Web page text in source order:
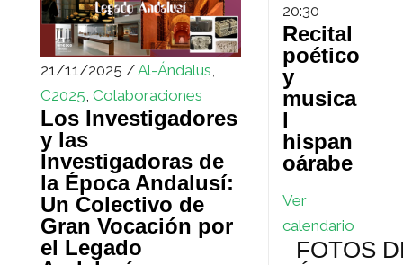
21/11/2025 /Al-Ándalus
C2025 Colaboraciones
Los Investigadores
y las
Investigadoras de
la Época Andalusí:
Un Colectivo de
Gran Vocación por
el Legado
20:30
Recital
poético
y
musica
l
hispan
oárabe
Ver
calendario
FOTOS